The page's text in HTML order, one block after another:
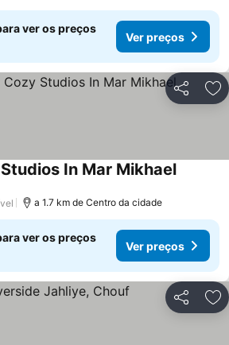
ver os preços
Ver preços
Partilhar
In Mar Mikhael
a 1.7 km de Centro da cidade
ver os preços
Ver preços
Partilhar